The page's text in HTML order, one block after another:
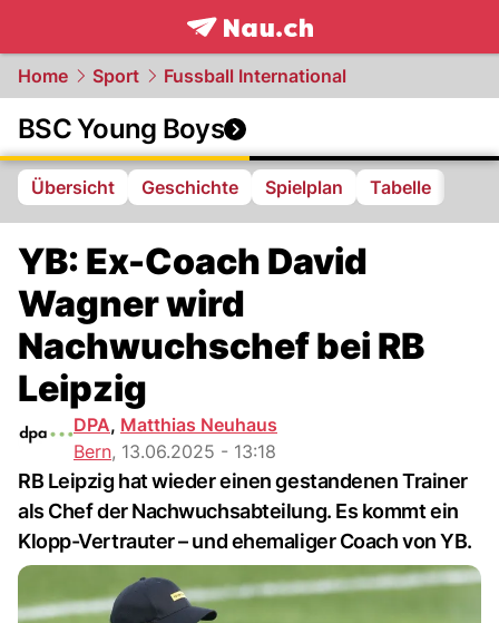
frontpage.NAU.ch
Home Sport Fussball International
BSC Young Boys
Übersicht Geschichte Spielplan Tabelle
YB: Ex-Coach David
Wagner wird
Nachwuchschef bei RB
Leipzig
DPA, Matthias Neuhaus
Bern, 13.06.2025 - 13:18
RB Leipzig hat wieder einen gestandenen Trainer
als Chef der Nachwuchsabteilung. Es kommt ein
Klopp-Vertrauter – und ehemaliger Coach von YB.